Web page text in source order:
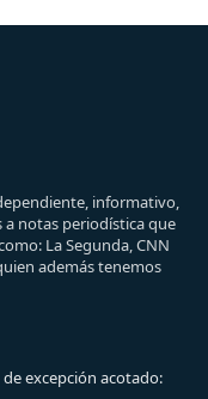
informativo,
a notas periodística que
La Segunda, CNN
además tenemos
excepción acotado: